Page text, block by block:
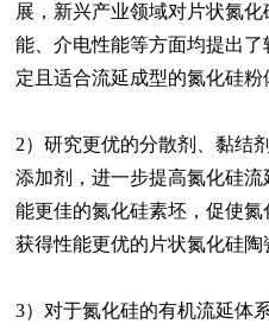
展，新兴产业领域对片状氮
能、介电性能等方面均提出
定且适合流延成型的氮化硅粉
2）研究更优的分散剂、黏结
添加剂，进一步提高氮化硅
能更佳的氮化硅素坯，促使氮
获得性能更优的片状氮化硅陶
3）对于氮化硅的有机流延体